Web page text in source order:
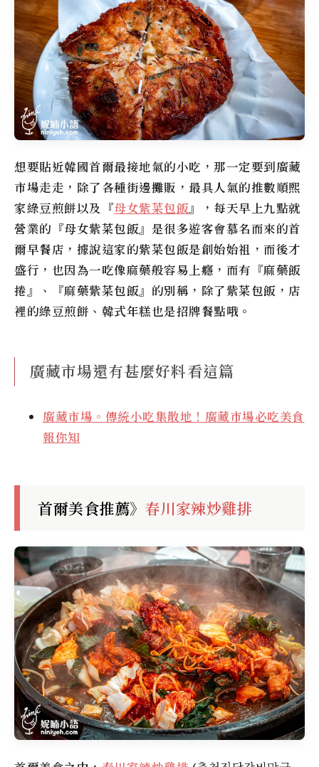
想要貼近韓國首爾最接地氣的小吃，那一定要到廣藏
市場走走，除了各種街邊攤販，最具人氣的推數順熙
家綠豆煎餅以及『母女紫菜包飯』，每天早上九點就
營業的『母女紫菜包飯』是很多遊客會慕名而來的首
爾早餐店，據說這家的紫菜包飯是創始始祖，而後才
盛行，也因為一吃像麻藥般容易上癮，而有『麻藥飯
捲』、『麻藥紫菜包飯』的別稱，除了紫菜包飯，店
裡的綠豆煎餅、韓式年糕也是招牌餐點哦。
廣藏市場還有甚麼好料看這篇
廣藏市場。傳統小吃集散地！廣藏市場必吃美食
報你知
首爾美食推薦》 春川家辣炒雞排